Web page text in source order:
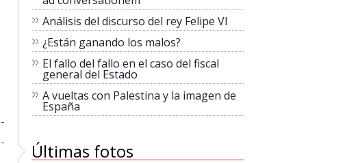
Análisis del discurso del rey Felipe VI
¿Están ganando los malos?
El fallo del fallo en el caso del fiscal
general del Estado
A vueltas con Palestina y la imagen de
España
Últimas fotos